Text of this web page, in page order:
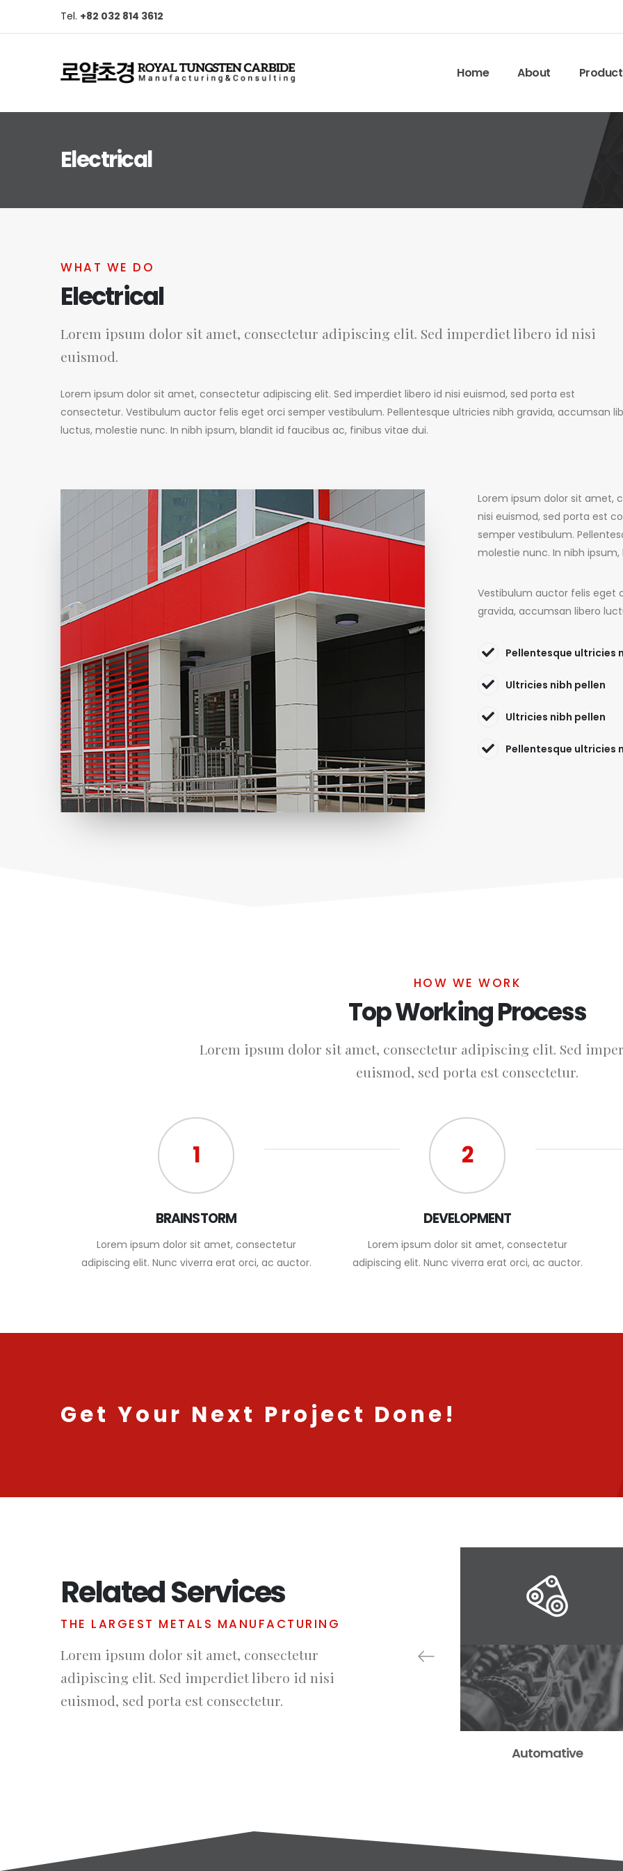
Tel. +82 032 814 3612
Home About
Electrical
WHAT WE DO
Electrical
Lorem ipsum dolor sit amet, consectetur adipiscing elit. Sed imperdiet libero id nisi
euismod.
Lorem ipsum dolor sit amet, consectetur adipiscing elit. Sed imperdiet libero id nisi euismod, sed porta est
consectetur. Vestibulum auctor felis eget orci semper vestibulum. Pellentesque ultricies nibh gravida, accumsan
luctus, molestie nunc. In nibh ipsum, blandit id faucibus ac, finibus vitae dui.
Lorem ipsum dolor sit amet,
nisi euismod, sed porta est
semper vestibulum.
molestie nunc. In nibh
Vestibulum auctor felis eget
gravida, accumsan libero
Pellentesque ultricies
Ultricies nibh pellen
Ultricies nibh pellen
Pellentesque ultricies
HOW WE WORK
Top Working Process
Lorem ipsum dolor sit amet, consectetur adipiscing elit. Sed
euismod, sed porta est consectetur.
1
BRAINSTORM
Lorem ipsum dolor sit amet, consectetur
adipiscing elit. Nunc viverra erat orci, ac auctor.
2
DEVELOPMENT
Lorem ipsum dolor sit amet, consectetur
adipiscing elit. Nunc viverra erat orci, ac auctor.
Get Your Next Project Done!
Related Services
THE LARGEST METALS MANUFACTURING
Lorem ipsum dolor sit amet, consectetur
adipiscing elit. Sed imperdiet libero id nisi
euismod, sed porta est consectetur.
Automative